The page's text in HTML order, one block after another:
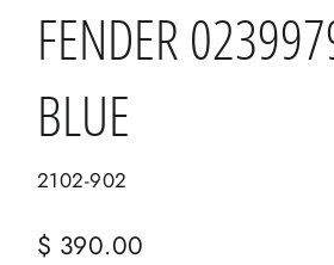
FENDER
BLUE
2102-902
Precio
$ 390.00